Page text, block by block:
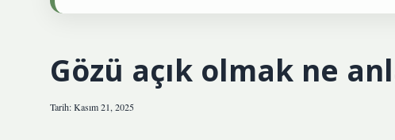
Gözü açık olmak ne
Tarih: Kasım 21, 2025